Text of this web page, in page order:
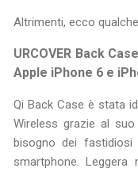
Altrimenti, ecco
URCOVER Back
Apple iPhone 6 e
Qi Back Case è stata
Wireless grazie al
bisogno dei
smartphone.